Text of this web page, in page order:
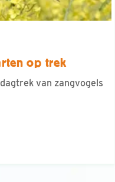
op trek
van zangvogels